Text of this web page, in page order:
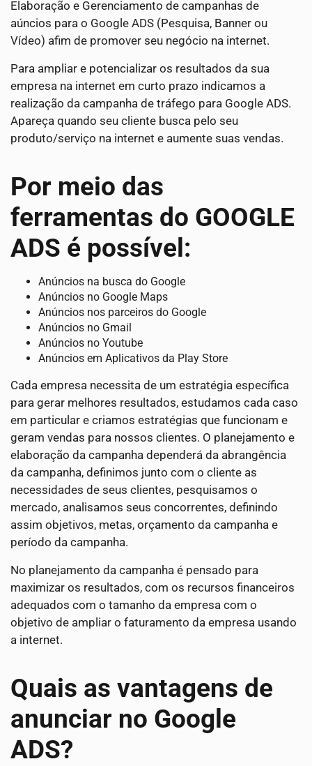
Elaboração e Gerenciamento de campanhas de
aúncios para o Google ADS (Pesquisa, Banner ou
Vídeo) afim de promover seu negócio na internet.
Para ampliar e potencializar os resultados da sua
empresa na internet em curto prazo indicamos a
realização da campanha de tráfego para Google ADS.
Apareça quando seu cliente busca pelo seu
produto/serviço na internet e aumente suas vendas.
Por meio das
ferramentas do GOOGLE
ADS é possível:
Anúncios na busca do Google
Anúncios no Google Maps
Anúncios nos parceiros do Google
Anúncios no Gmail
Anúncios no Youtube
Anúncios em Aplicativos da Play Store
Cada empresa necessita de um estratégia específica
para gerar melhores resultados, estudamos cada caso
em particular e criamos estratégias que funcionam e
geram vendas para nossos clientes. O planejamento e
elaboração da campanha dependerá da abrangência
da campanha, definimos junto com o cliente as
necessidades de seus clientes, pesquisamos o
mercado, analisamos seus concorrentes, definindo
assim objetivos, metas, orçamento da campanha e
período da campanha.
No planejamento da campanha é pensado para
maximizar os resultados, com os recursos financeiros
adequados com o tamanho da empresa com o
objetivo de ampliar o faturamento da empresa usando
a internet.
Quais as vantagens de
anunciar no Google
ADS?